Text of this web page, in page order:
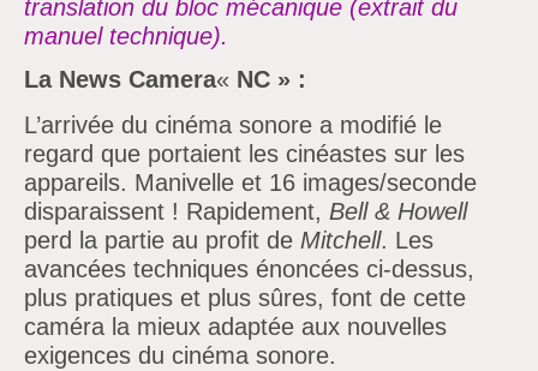
translation du bloc mécanique (extrait du
manuel technique).
La News Camera« NC » :
L’arrivée du cinéma sonore a modifié le
regard que portaient les cinéastes sur les
appareils. Manivelle et 16 images/seconde
disparaissent ! Rapidement, Bell & Howell
perd la partie au profit de Mitchell. Les
avancées techniques énoncées ci-dessus,
plus pratiques et plus sûres, font de cette
caméra la mieux adaptée aux nouvelles
exigences du cinéma sonore.